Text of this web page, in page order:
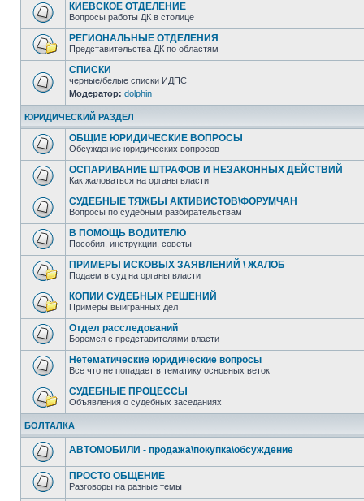
КИЕВСКОЕ ОТДЕЛЕНИЕ
Вопросы работы ДК в столице
РЕГИОНАЛЬНЫЕ ОТДЕЛЕНИЯ
Представительства ДК по областям
СПИСКИ
черные/белые списки ИДПС
Модератор: dolphin
ЮРИДИЧЕСКИЙ РАЗДЕЛ
ОБЩИЕ ЮРИДИЧЕСКИЕ ВОПРОСЫ
Обсуждение юридических вопросов
ОСПАРИВАНИЕ ШТРАФОВ И НЕЗАКОННЫХ ДЕЙСТВИЙ
Как жаловаться на органы власти
СУДЕБНЫЕ ТЯЖБЫ АКТИВИСТОВ\ФОРУМЧАН
Вопросы по судебным разбирательствам
В ПОМОЩЬ ВОДИТЕЛЮ
Пособия, инструкции, советы
ПРИМЕРЫ ИСКОВЫХ ЗАЯВЛЕНИЙ \ ЖАЛОБ
Подаем в суд на органы власти
КОПИИ СУДЕБНЫХ РЕШЕНИЙ
Примеры выигранных дел
Отдел расследований
Боремся с представителями власти
Нетематические юридические вопросы
Все что не попадает в тематику основных веток
СУДЕБНЫЕ ПРОЦЕССЫ
Объявления о судебных заседаниях
БОЛТАЛКА
АВТОМОБИЛИ - продажа\покупка\обсуждение
ПРОСТО ОБЩЕНИЕ
Разговоры на разные темы